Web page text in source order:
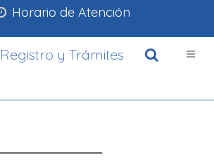
Horario de Atención
Registro y Trámites